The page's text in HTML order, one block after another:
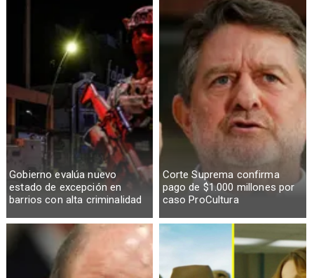
Gobierno evalúa nuevo
estado de excepción en
barrios con alta criminalidad
Corte Suprema confirma
pago de $1.000 millones por
caso ProCultura